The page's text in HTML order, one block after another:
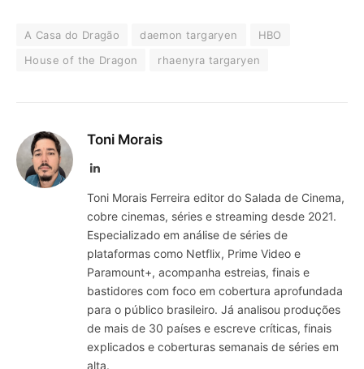
A Casa do Dragão daemon targaryen
HBO
House of the Dragon
rhaenyra targaryen
Toni Morais
LinkedIn
Toni Morais Ferreira editor do Salada de Cinema,
cobre cinemas, séries e streaming desde 2021.
Especializado em análise de séries de
plataformas como Netflix, Prime Video e
Paramount+, acompanha estreias, finais e
bastidores com foco em cobertura aprofundada
para o público brasileiro. Já analisou produções
de mais de 30 países e escreve críticas, finais
explicados e coberturas semanais de séries em
alta.